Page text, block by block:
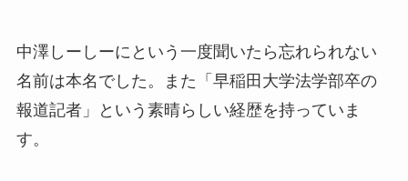
中澤しーしーにという一度聞いたら忘れられない
名前は本名でした。また「早稲田大学法学部卒の
報道記者」という素晴らしい経歴を持っていま
す。